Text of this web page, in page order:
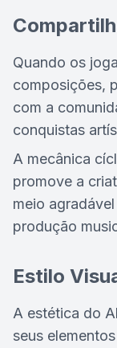
Quando os
composições,
com a
conquistas
A mecânica
promove a
meio
produção
Estilo
A estética do
seus